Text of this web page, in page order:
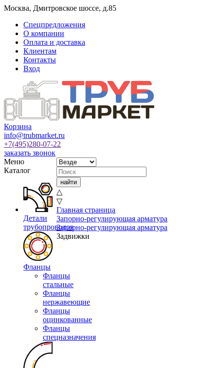
Москва, Дмитровское шоссе, д.85
Спецпредложения
О компании
Оплата и доставка
Клиентам
Контакты
Вход
Корзина
info@trubmarket.ru
+7(495)280-07-22
заказать звонок
Меню
Каталог
Детали
трубопроводов
Фланцы
Фланцы
стальные
Фланцы
нержавеющие
Фланцы
оцинкованные
Фланцы
спецназначения
△
▽
Главная страница
Запорно-регулирующая арматура
Запорно-регулирующая арматура
Задвижки